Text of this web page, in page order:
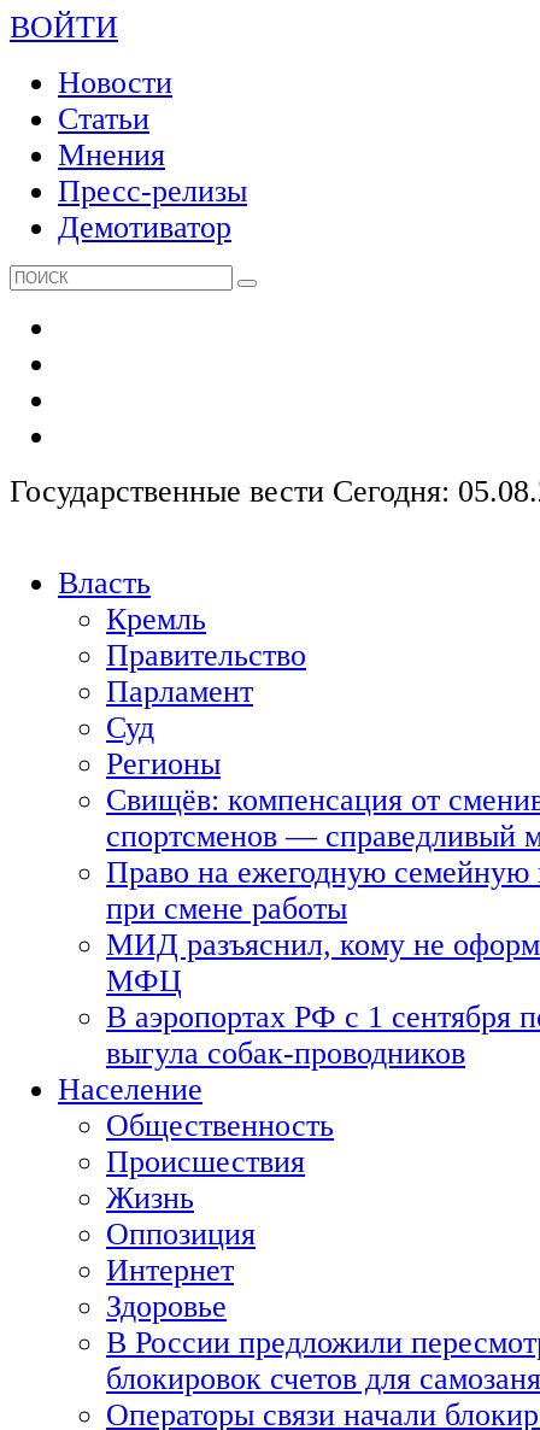
ВОЙТИ
Новости
Статьи
Мнения
Пресс-релизы
Демотиватор
Государственные вести Сегодня:
Власть
Кремль
Правительство
Парламент
Суд
Регионы
Свищёв: компенсация от
спортсменов — справедливый
Право на ежегодную семейную
при смене работы
МИД разъяснил, кому не
МФЦ
В аэропортах РФ с 1 сентября
выгула собак-проводников
Население
Общественность
Происшествия
Жизнь
Оппозиция
Интернет
Здоровье
В России предложили
блокировок счетов для
Операторы связи начали